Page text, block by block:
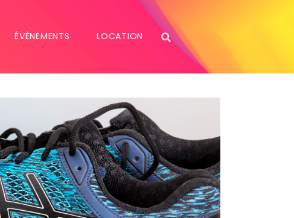
ÉVÈNEMENTS LOCATION